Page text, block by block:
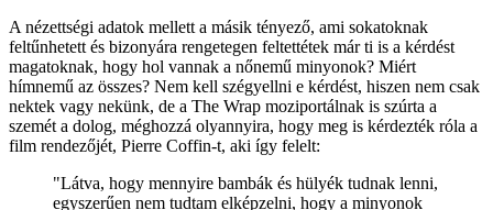
A nézettségi adatok mellett a másik tényező, ami sokatoknak
feltűnhetett és bizonyára rengetegen feltettétek már ti is a kérdést
magatoknak, hogy hol vannak a nőnemű minyonok? Miért
hímnemű az összes? Nem kell szégyellni e kérdést, hiszen nem csak
nektek vagy nekünk, de a The Wrap moziportálnak is szúrta a
szemét a dolog, méghozzá olyannyira, hogy meg is kérdezték róla a
film rendezőjét, Pierre Coffin-t, aki így felelt:
"Látva, hogy mennyire bambák és hülyék tudnak lenni,
egyszerűen nem tudtam elképzelni, hogy a minyonok